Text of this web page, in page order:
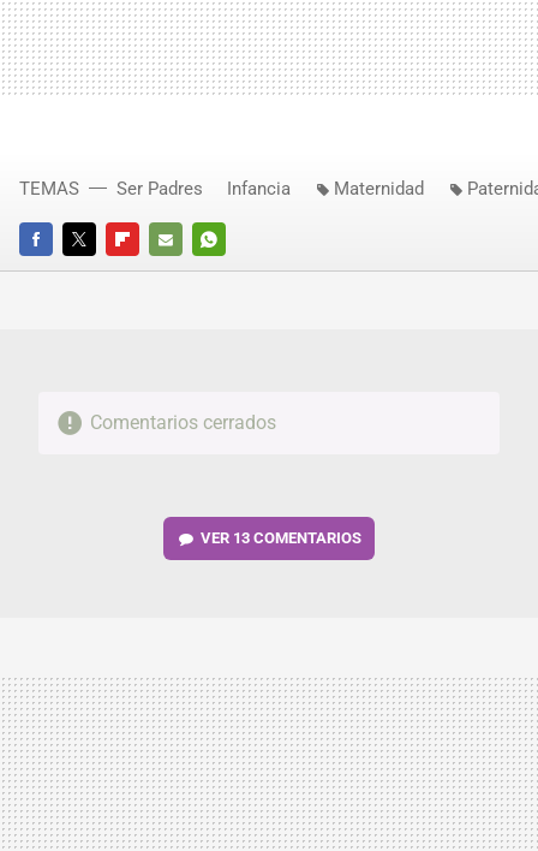
FACEBOOKTWITTERFLIPBOARD
E-
WHATSAPP
TEMAS Ser Padres Infancia Maternidad
Comentarios cerrados
VER 13 COMENTARIOS